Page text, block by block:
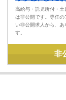
高給与・託児所付・
は非公開です。専任
い非公開求人から、
す。
非